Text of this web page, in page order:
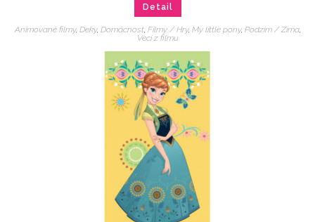
Detail
Animované filmy, Deky, Domácnost, Filmy / Hry, My little pony, Podzim / Zima,
Veci z filmu